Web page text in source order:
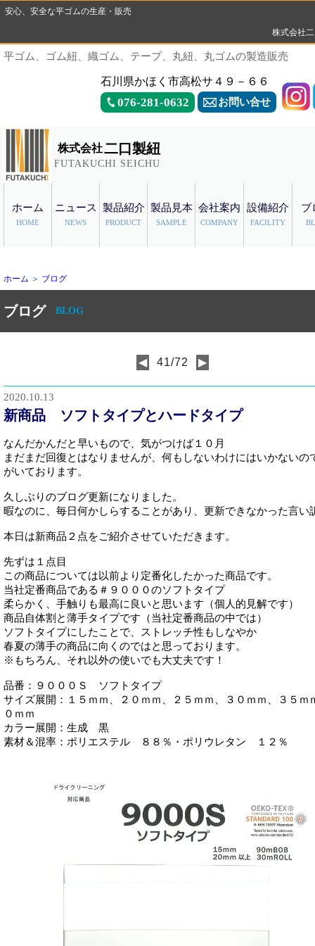
安心、安全な平ゴムの生産・販売
株式会社
平ゴム、ゴム紐、織ゴム、テープ、丸紐、丸ゴムの製造販売
石川県かほく市高松サ４９－６６
076-281-0632 お問い合せ
株式会社二口製紐
FUTAKUCHI SEICHU
ホーム
HOME
ニュース
NEWS
製品紹介
PRODUCT
製品見本
SAMPLE
会社案内
COMPANY
設備紹介
FACILITY
ブ
ホーム ＞ ブログ
ブログ BLOG
◀ 41/72 ▶
2020.10.13
新商品 ソフトタイプとハードタイプ
なんだかんだと早いもので、気がつけば１０月
まだまだ回復とはなりませんが、何もしないわけにはいかないの
がいております。
久しぶりのブログ更新になりました。
暇なのに、毎日何かしらすることがあり、更新できなかった言
本日は新商品２点をご紹介させていただきます。
先ずは１点目
この商品については以前より定番化したかった商品です。
当社定番商品である＃９０００のソフトタイプ
柔らかく、手触りも最高に良いと思います（個人的見解です）
商品自体割と薄手タイプです（当社定番商品の中では）
ソフトタイプにしたことで、ストレッチ性もしなやか
春夏の薄手の商品に向くのではと思っております。
※もちろん、それ以外の使いでも大丈夫です！
品番：９０００Ｓ ソフトタイプ
サイズ展開：１５ｍｍ、２０ｍｍ、２５ｍｍ、３０ｍｍ、３５ｍ
０ｍｍ
カラー展開：生成 黒
素材＆混率：ポリエステル ８８％・ポリウレタン １２％